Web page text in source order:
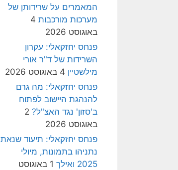
המאמרים על שרידותן של
מערכות מורכבות 4
באוגוסט 2026
פנחס יחזקאלי: עקרון
השרידות של ד"ר אורי
מילשטיין 4 באוגוסט 2026
פנחס יחזקאלי: מה גרם
להנהגת היישוב לפתוח
ב'סזון' נגד האצ"ל? 2
באוגוסט 2026
פנחס יחזקאלי: תיעוד שנאת
נתניהו בתמונות, מיולי
2025 ואילך
1 באוגוסט